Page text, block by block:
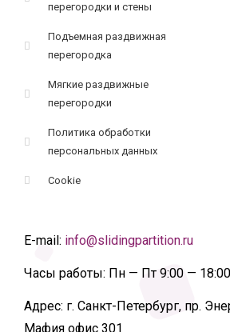
перегородки и стены
Подъемная раздвижная
перегородка
Мягкие раздвижные
перегородки
Политика обработки
персональных данных
Cookie
E-mail: info@slidingpartition.ru
Часы работы: Пн — Пт 9:00 — 18:00
Адрес: г. Санкт-Петербург, пр.
Мафия офис 301